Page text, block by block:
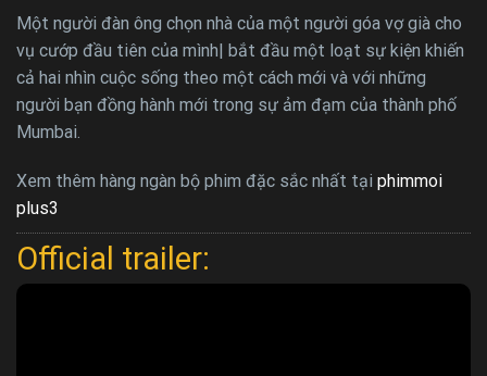
Một người đàn ông chọn nhà của một người góa vợ già cho
vụ cướp đầu tiên của mình| bắt đầu một loạt sự kiện khiến
cả hai nhìn cuộc sống theo một cách mới và với những
người bạn đồng hành mới trong sự ảm đạm của thành phố
Mumbai.
Xem thêm hàng ngàn bộ phim đặc sắc nhất tại phimmoi
plus3
Official trailer: